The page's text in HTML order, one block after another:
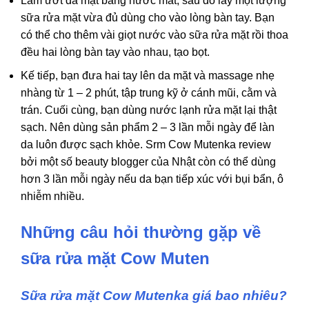
sữa rửa mặt vừa đủ dùng cho vào lòng bàn tay. Bạn
có thể cho thêm vài giọt nước vào sữa rửa mặt rồi thoa
đều hai lòng bàn tay vào nhau, tạo bọt.
Kế tiếp, bạn đưa hai tay lên da mặt và massage nhẹ
nhàng từ 1 – 2 phút, tập trung kỹ ở cánh mũi, cằm và
trán. Cuối cùng, bạn dùng nước lạnh rửa mặt lại thật
sạch. Nên dùng sản phẩm 2 – 3 lần mỗi ngày để làn
da luôn được sạch khỏe. Srm Cow Mutenka review
bởi một số beauty blogger của Nhật còn có thể dùng
hơn 3 lần mỗi ngày nếu da bạn tiếp xúc với bụi bẩn, ô
nhiễm nhiều.
Những câu hỏi thường gặp về
sữa rửa mặt Cow Muten
Sữa rửa mặt Cow Mutenka giá bao nhiêu?